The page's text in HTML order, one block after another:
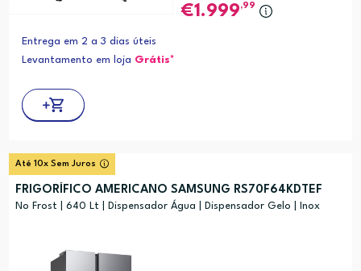
de1.999,99
Entrega em 2 a 3 dias úteis
Levantamento em loja Grátis*
Até 10x Sem Juros
FRIGORÍFICO AMERICANO SAMSUNG RS70F64KDTEF
No Frost | 640 Lt | Dispensador Água | Dispensador Gelo | Inox